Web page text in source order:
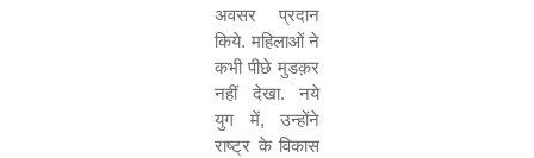
अवसर प्रदान
किये. महिलाओं ने
कभी पीछे मुडक़र
नहीं देखा. नये
युग में, उन्होंने
राष्ट्र के विकास